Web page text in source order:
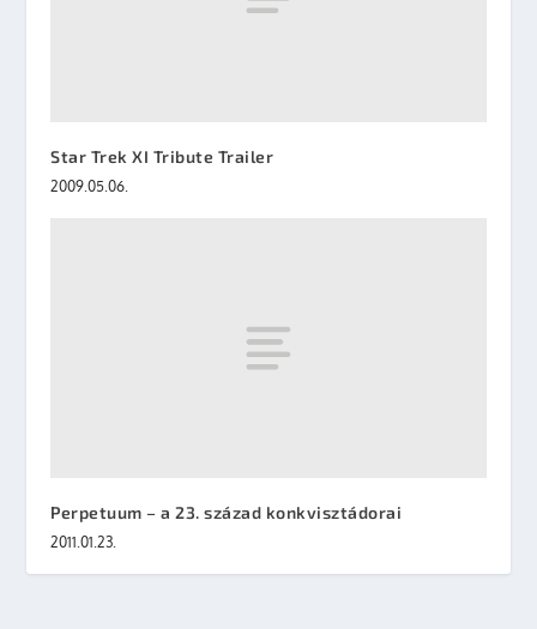
Star Trek XI Tribute Trailer
2009.05.06.
Perpetuum – a 23. század konkvisztádorai
2011.01.23.